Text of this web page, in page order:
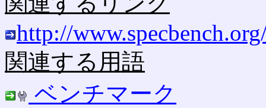
http://
関連する用語
ベンチマーク